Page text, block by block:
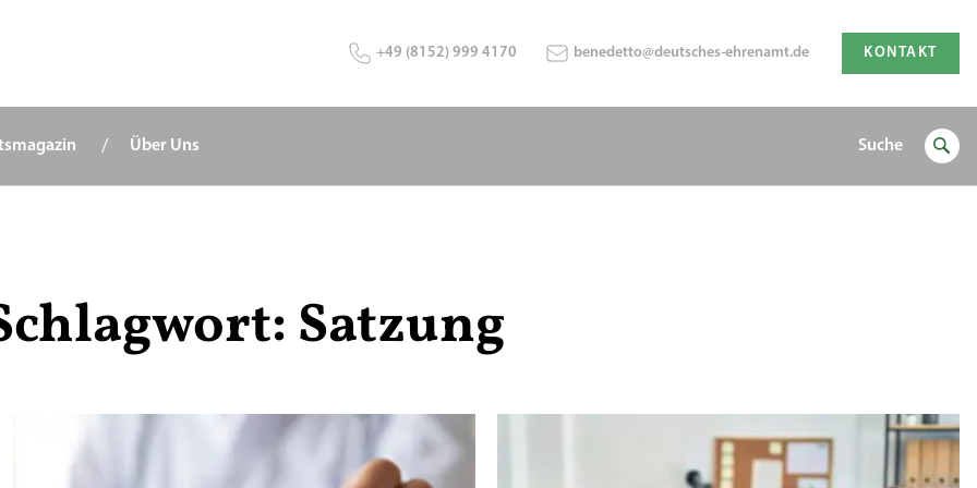
+49 (8152) 999 4170 benedetto@deutsches-ehrenamt.de KONTAKT
Über Uns Suche
Satzung